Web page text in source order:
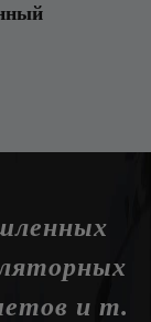
и т.